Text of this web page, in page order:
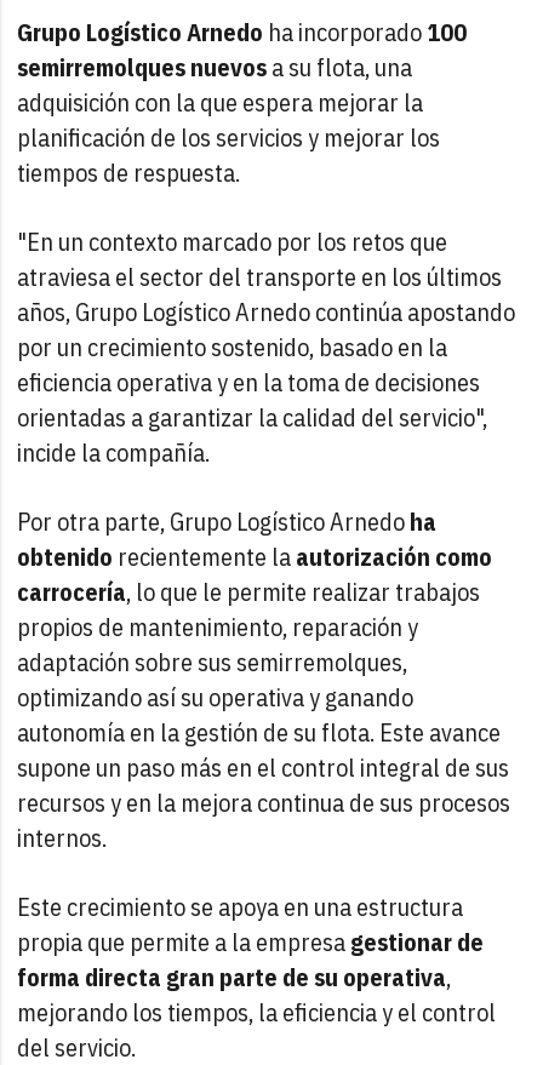
Grupo Logístico Arnedo ha incorporado100
semirremolques nuevosa su flota, una
adquisición con la que espera mejorar la
planificación de los servicios y mejorar los
tiempos de respuesta.
"En un contexto marcado por los retos que
atraviesa el sector del transporte en los últimos
años, Grupo Logístico Arnedo continúa apostando
por un crecimiento sostenido, basado en la
eficiencia operativa y en la toma de decisiones
orientadas a garantizar la calidad del servicio",
incide la compañía.
Por otra parte, Grupo Logístico Arnedoha
obtenido recientemente laautorización como
carrocería, lo que le permite realizar trabajos
propios de mantenimiento, reparación y
adaptación sobre sus semirremolques,
optimizando así su operativa y ganando
autonomía en la gestión de su flota. Este avance
supone un paso más en el control integral de sus
recursos y en la mejora continua de sus procesos
internos.
Este crecimiento se apoya en una estructura
propia que permite a la empresagestionar de
forma directa gran parte de su operativa,
mejorando los tiempos, la eficiencia y el control
del servicio.